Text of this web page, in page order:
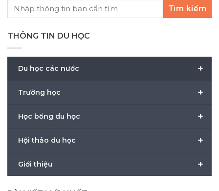
Tìm kiếm
THÔNG TIN DU HỌC
+
Du học các nước
+
Trường học
+
Học bổng du học
+
Hội thảo du học
+
Giới thiệu